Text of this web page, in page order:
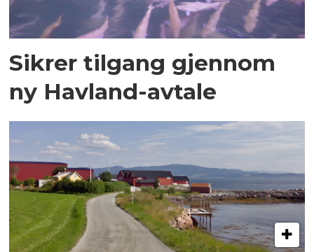
Sikrer tilgang gjennom
ny Havland-avtale